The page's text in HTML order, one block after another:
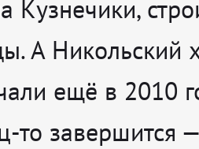
Кузнечики,
А Никольский
ещё в 2010
то завершится